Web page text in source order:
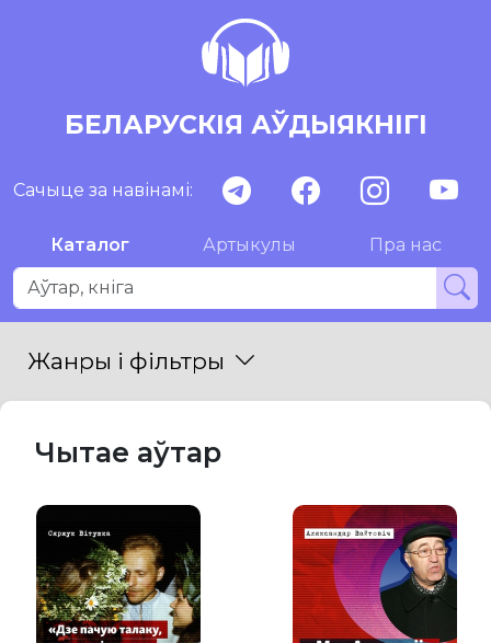
БЕЛАРУСКІЯ АЎДЫЯКНІГІ
Сачыце за навінамі:
Каталог Артыкулы Пра нас
Жанры і фільтры
Чытае аўтар